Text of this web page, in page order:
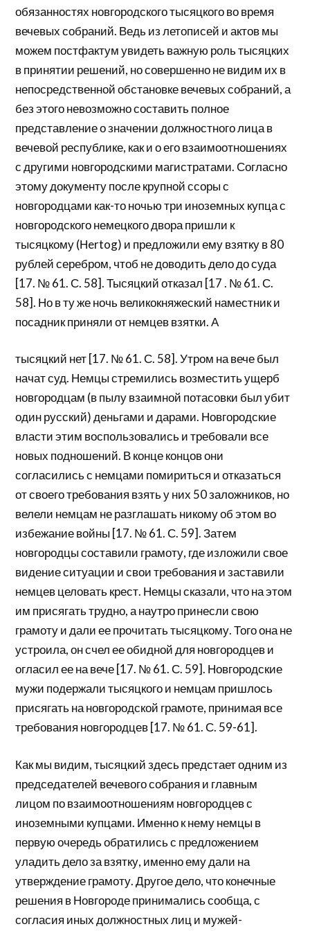
обязанностях новгородского тысяцкого во время
вечевых собраний. Ведь из летописей и актов мы
можем постфактум увидеть важную роль тысяцких
в принятии решений, но совершенно не видим их в
непосредственной обстановке вечевых собраний, а
без этого невозможно составить полное
представление о значении должностного лица в
вечевой республике, как и о его взаимоотношениях
с другими новгородскими магистратами. Согласно
этому документу после крупной ссоры с
новгородцами как-то ночью три иноземных купца с
новгородского немецкого двора пришли к
тысяцкому (Нertog) и предложили ему взятку в 80
рублей серебром, чтоб не доводить дело до суда
[17. № 61. С. 58]. Тысяцкий отказал [17 . № 61. С.
58]. Но в ту же ночь великокняжеский наместник и
посадник приняли от немцев взятки. А
тысяцкий нет [17. № 61. С. 58]. Утром на вече был
начат суд. Немцы стремились возместить ущерб
новгородцам (в пылу взаимной потасовки был убит
один русский) деньгами и дарами. Новгородские
власти этим воспользовались и требовали все
новых подношений. В конце концов они
согласились с немцами помириться и отказаться
от своего требования взять у них 50 заложников, но
велели немцам не разглашать никому об этом во
избежание войны [17. № 61. С. 59]. Затем
новгородцы составили грамоту, где изложили свое
видение ситуации и свои требования и заставили
немцев целовать крест. Немцы сказали, что на этом
им присягать трудно, а наутро принесли свою
грамоту и дали ее прочитать тысяцкому. Того она не
устроила, он счел ее обидной для новгородцев и
огласил ее на вече [17. № 61. С. 59]. Новгородские
мужи подержали тысяцкого и немцам пришлось
присягать на новгородской грамоте, принимая все
требования новгородцев [17. № 61. С. 59-61].
Как мы видим, тысяцкий здесь предстает одним из
председателей вечевого собрания и главным
лицом по взаимоотношениям новгородцев с
иноземными купцами. Именно к нему немцы в
первую очередь обратились с предложением
уладить дело за взятку, именно ему дали на
утверждение грамоту. Другое дело, что конечные
решения в Новгороде принимались сообща, с
согласия иных должностных лиц и мужей-